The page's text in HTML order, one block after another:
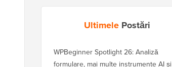
UltimelePostări
WPBeginner Spotlight 26: Analiză
formulare, mai multe instrumente AI și